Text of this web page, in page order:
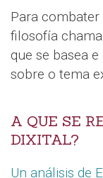
Para
filosofía
que se basea
sobre o tema
A QUE SE
DIXITAL?
Un análisis de